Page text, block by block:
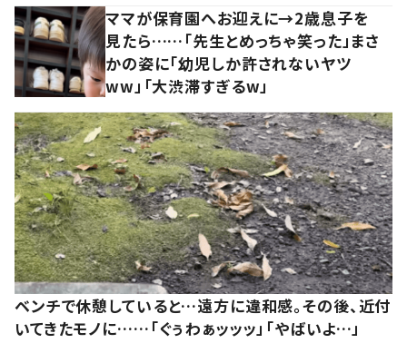
ママが保育園へお迎えに→2歳息子を
見たら……「先生とめっちゃ笑った」まさ
かの姿に「幼児しか許されないヤツ
ww」「大渋滞すぎるw」
ベンチで休憩していると…遠方に違和感。その後、近付
いてきたモノに……「ぐぅわぁッッッ」「やばいよ…」